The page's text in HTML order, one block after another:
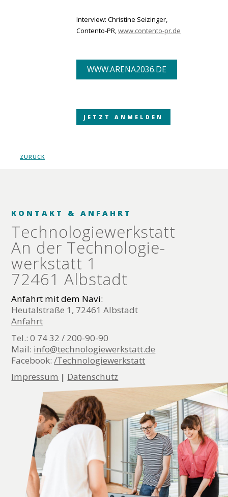
Interview: Christine Seizinger,
Contento-PR, www.contento-pr.de
WWW.ARENA2036.DE
JETZT ANMELDEN
ZURÜCK
KONTAKT & ANFAHRT
Technologie­werkstatt
An der Technologie­
werkstatt 1
72461 Albstadt
Anfahrt mit dem Navi:
Heutalstraße 1, 72461 Albstadt
Anfahrt
Tel.: 0 74 32 / 200-90-90
Mail: info@technologiewerkstatt.de
Facebook:/Technologiewerkstatt
Impressum | Datenschutz